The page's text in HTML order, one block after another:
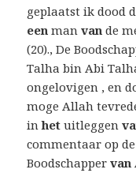
geplaatst ik dood
een manvan de
(20)., De
Talha bin Abi
ongelovigen , en
moge Allah
inhet uitleggen
commentaar op
Boodschappervan